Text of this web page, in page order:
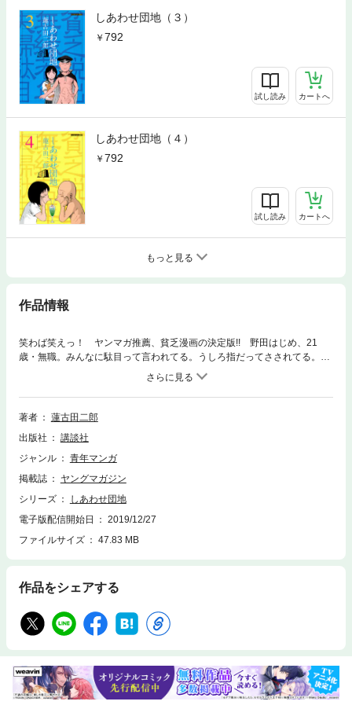
しあわせ団地（３）
792
試し読み カートへ
しあわせ団地（４）
792
試し読み カートへ
もっと見る
作品情報
笑わば笑えっ！ ヤンマガ推薦、貧乏漫画の決定版!! 野田はじめ、21
歳・無職。みんなに駄目って言われてる。うしろ指だってさされてる。け
れどオレには妻（さなえ）がいる！ 貧乳だけど、当年とって19歳。天下
御免の幼な妻だ。ヘッポコだけれど、カワイイ犬だって飼ってんだ！ ど
んなモンだい、ざまぁ見ろ!! どうせ駄目ならどこまでも。「黙殺サン
タ」に「ダルマ侍」他、12話収録。負け犬の遠吠えが響き渡る第3巻。
著者
蓮古田二郎
出版社
講談社
ジャンル
青年マンガ
掲載誌
ヤングマガジン
シリーズ
しあわせ団地
電子版配信開始日
2019/12/27
ファイルサイズ
47.83 MB
作品をシェアする